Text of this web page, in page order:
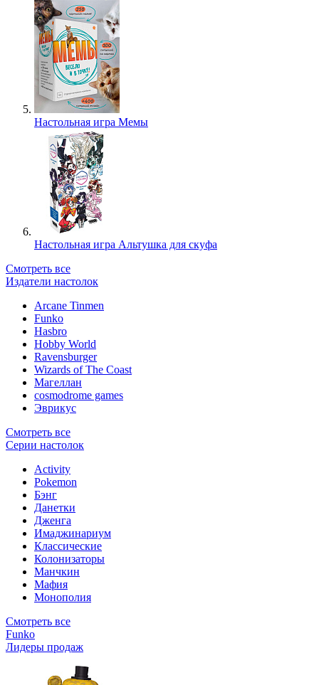
Настольная игра Мемы
Настольная игра Альтушка для скуфа
Смотреть все
Издатели настолок
Arcane Tinmen
Funko
Hasbro
Hobby World
Ravensburger
Wizards of The Coast
Магеллан
сosmodrome games
Эврикус
Смотреть все
Серии настолок
Activity
Pokemon
Бэнг
Данетки
Дженга
Имаджинариум
Классические
Колонизаторы
Манчкин
Мафия
Монополия
Смотреть все
Funko
Лидеры продаж